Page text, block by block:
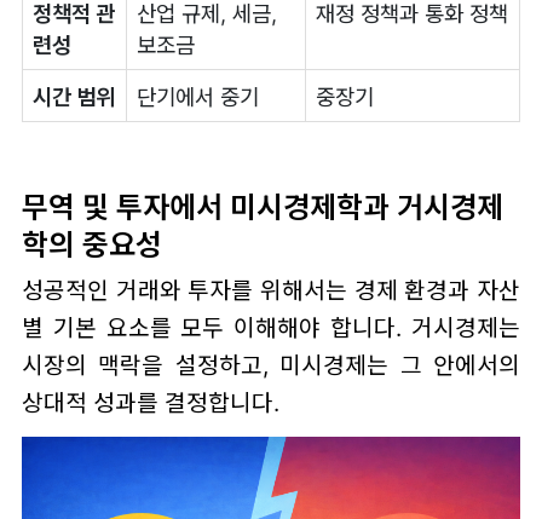
정책적 관
련성
산업 규제, 세금,
보조금
재정 정책과 통화 정책
시간 범위 단기에서 중기 중장기
무역 및 투자에서 미시경제학과 거시경제
학의 중요성
성공적인 거래와 투자를 위해서는 경제 환경과 자산
별 기본 요소를 모두 이해해야 합니다. 거시경제는
시장의 맥락을 설정하고, 미시경제는 그 안에서의
상대적 성과를 결정합니다.